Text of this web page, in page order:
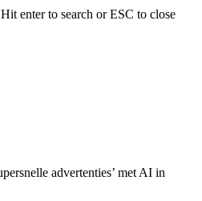
Hit enter to search or ESC to close